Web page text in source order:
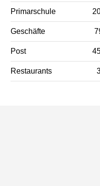
Primarschule
Geschäfte
Post
Restaurants